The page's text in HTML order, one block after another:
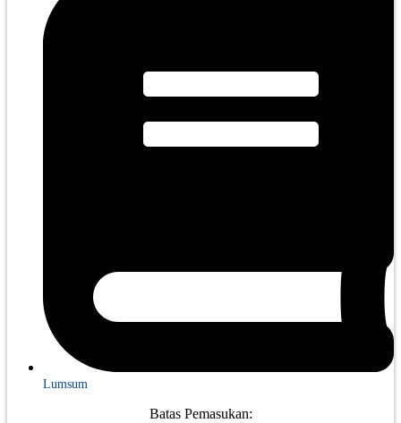
Lumsum
Batas Pemasukan: